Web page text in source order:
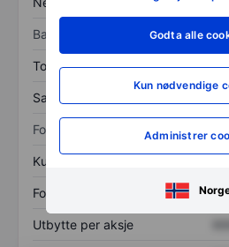
Godta alle
Kun nødvendige
Administrer
Balanse
Totale eiendeler
Samlet gjeld
Forholdstall
Kurs/salg
Fortjeneste per aksje
Utbytte per aksje